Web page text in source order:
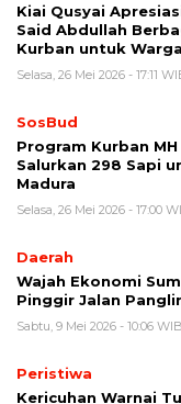
Kiai Qusyai
Said Abdullah
Kurban untuk
Selasa, 26 Mei 2026 - 17:11
SosBud
Program Kurban
Salurkan 298 Sapi
Madura
Selasa, 26 Mei 2026 - 17:00
Daerah
Wajah Ekonomi
Pinggir Jalan
Sabtu, 9 Mei 2026 - 10:06 WIB
Peristiwa
Kericuhan Warnai